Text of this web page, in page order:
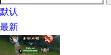
默认
最新